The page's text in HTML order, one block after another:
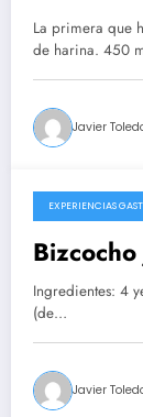
La primera que
de harina. 450
Javier
10/08/2020
EXPERIENCIAS
Ingredientes: 4
(de…
Javier